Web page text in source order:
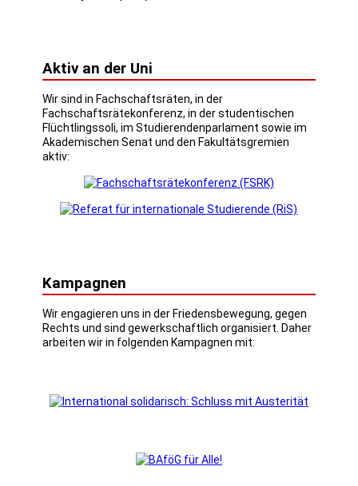
Aktiv an der Uni
Wir sind in Fachschaftsräten, in der
Fachschaftsrätekonferenz, in der studentischen
Flüchtlingssoli, im Studierendenparlament sowie im
Akademischen Senat und den Fakultätsgremien
aktiv:
Kampagnen
Wir engagieren uns in der Friedensbewegung, gegen
Rechts und sind gewerkschaftlich organisiert. Daher
arbeiten wir in folgenden Kampagnen mit: